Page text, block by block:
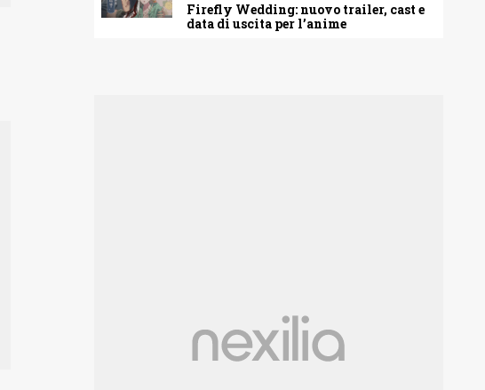
Firefly Wedding: nuovo trailer, cast e
data di uscita per l’anime